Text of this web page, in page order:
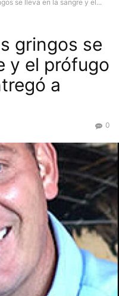
se lleva en la sangre y el...
gringos se
y el prófugo
a
0